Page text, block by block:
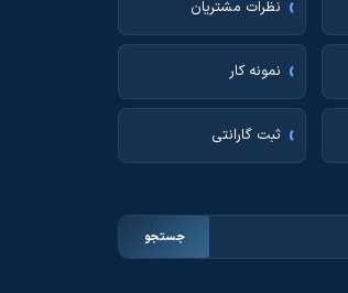
نظرات مشتریان
نمونه کار
ثبت گارانتی
جستجو